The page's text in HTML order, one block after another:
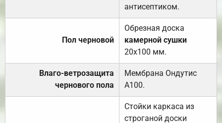
антисептиком.
Пол черновой
Обрезная доска
камерной сушки
20х100 мм.
Влаго-ветрозащита
чернового пола
Мембрана Ондутис
А100.
Стойки каркаса из
строганой доски